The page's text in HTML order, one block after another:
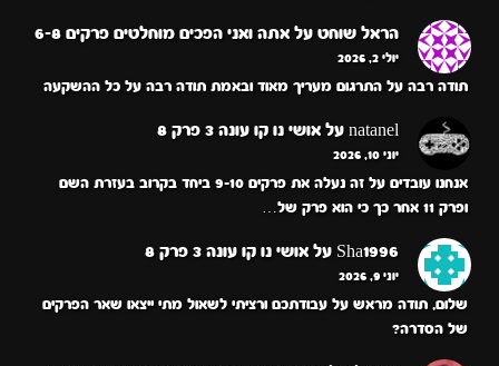
הראל שוחט על אתה ואני הפכים מוחלטים פרקים 6-8
יולי 2, 2026
תודה רבה על התרגום מעריך מאוד ובאמת תודה רבה על כל ההשקעה
natanel על אושי נו קו עונה 3 פרק 8
יוני 10, 2026
אנחנו עובדים על זה נעלה את פרקים 9-10 ביחד בקרוב בעזרת השם
ופרק 11 אחר כך כי הוא פרק של…
Sha1996 על אושי נו קו עונה 3 פרק 8
יוני 9, 2026
שלום, תודה מראש על עבודתכם ורציתי לשאול מתי ייצאו שאר הפרקים
של הסדרה?